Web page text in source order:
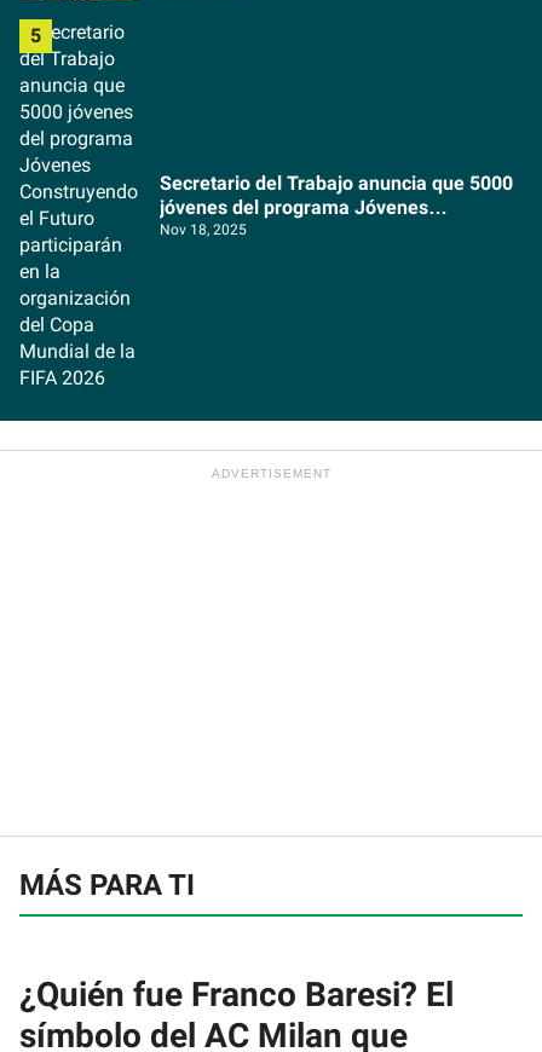
Secretario del Trabajo anuncia que 5000
jóvenes del programa Jóvenes
Construyendo el Futuro participarán en la
Nov 18, 2025
MÁS PARA TI
¿Quién fue Franco Baresi? El
símbolo del AC Milan que